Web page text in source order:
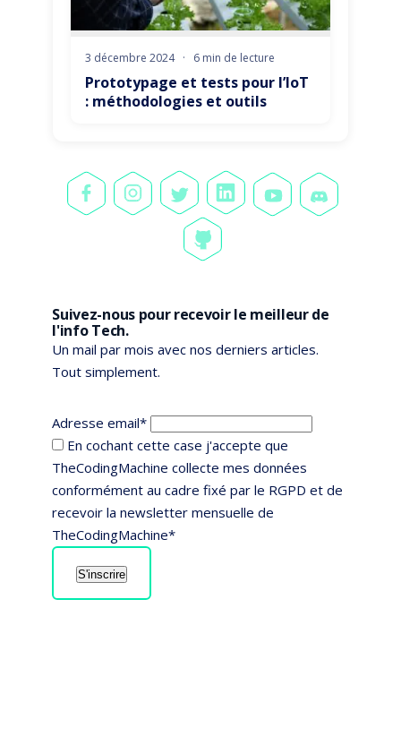
3 décembre 2024 · 6 min de lecture
Prototypage et tests pour l’IoT
: méthodologies et outils
Suivez-nous pour recevoir le meilleur de
l'info Tech.
Un mail par mois avec nos derniers articles.
Tout simplement.
Adresse email*
En cochant cette case j'accepte que
TheCodingMachine collecte mes données
conformément au cadre fixé par le RGPD et de
recevoir la newsletter mensuelle de
TheCodingMachine*